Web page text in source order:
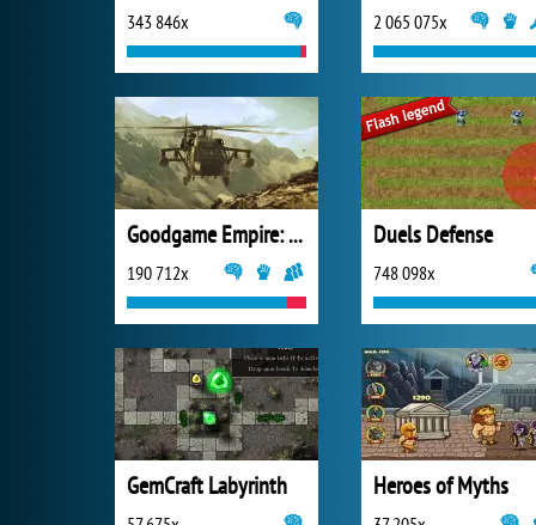
343 846x 2 065 075x
Goodgame Empire: World War 3
190 712x
Duels Defense
748 098x
GemCraft Labyrinth Heroes of Myths